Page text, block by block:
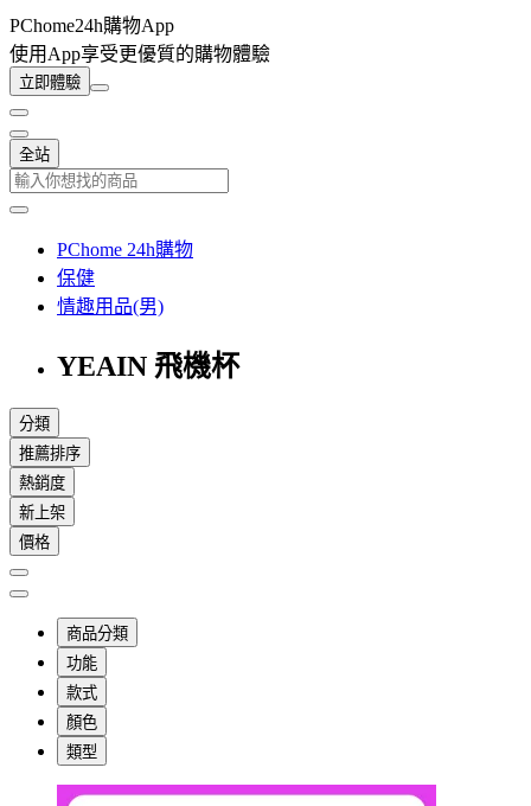
PChome24h購物App
使用App享受更優質的購物體驗
立即體驗
全站
PChome 24h購物
保健
情趣用品(男)
YEAIN 飛機杯
分類
推薦排序
熱銷度
新上架
價格
商品分類
功能
款式
顏色
類型